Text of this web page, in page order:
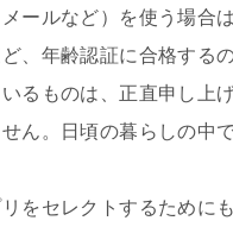
ールなど）を使う場合
、年齢認証に合格する
るものは、正直申し上
ん。日頃の暮らしの中
をセレクトするために